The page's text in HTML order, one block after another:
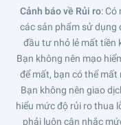
Cảnh báo về Rủi ro: Có
các sản phẩm sử dụng
đầu tư nhỏ lẻ mất tiền
Bạn không nên mạo
để mất, bạn có thể
Bạn không nên giao
hiểu mức độ rủi ro thua
phải luôn cân nhắc